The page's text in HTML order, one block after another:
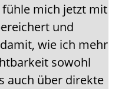
mich jetzt mit
und
wie ich mehr
sowohl
auch über direkte